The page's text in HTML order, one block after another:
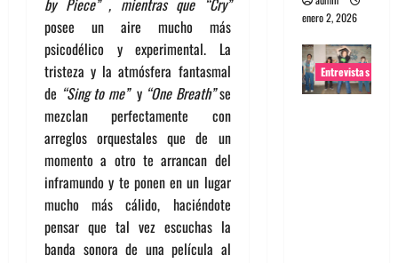
posee un aire mucho más
psicodélico y experimental. La
tristeza y la atmósfera fantasmal
de “Sing to me”y “One Breath”se
mezclan perfectamente con
arreglos orquestales que de un
momento a otro te arrancan del
inframundo y te ponen en un lugar
mucho más cálido, haciéndote
pensar que tal vez escuchas la
banda sonora de una película al
enero 2, 2026
Entrevistas